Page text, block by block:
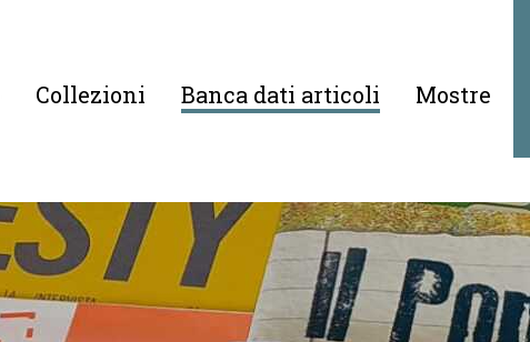
Collezioni Banca dati articoli Mostre